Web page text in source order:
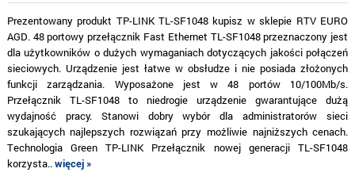
Prezentowany produkt TP-LINK TL-SF1048 kupisz w sklepie RTV EURO
AGD. 48 portowy przełącznik Fast Ethernet TL-SF1048 przeznaczony jest
dla użytkowników o dużych wymaganiach dotyczących jakości połączeń
sieciowych. Urządzenie jest łatwe w obsłudze i nie posiada złożonych
funkcji zarządzania. Wyposażone jest w 48 portów 10/100Mb/s.
Przełącznik TL-SF1048 to niedrogie urządzenie gwarantujące dużą
wydajność pracy. Stanowi dobry wybór dla administratorów sieci
szukających najlepszych rozwiązań przy możliwie najniższych cenach.
Technologia Green TP-LINK Przełącznik nowej generacji TL-SF1048
korzysta..więcej »